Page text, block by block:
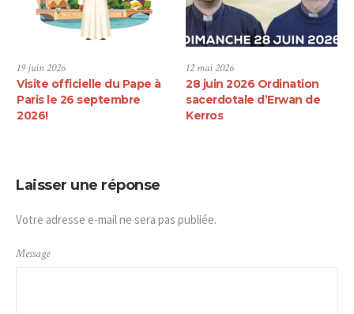
19 juin 2026
Visite officielle du Pape à
Paris le 26 septembre
2026!
12 mai 2026
28 juin 2026 Ordination
sacerdotale d’Erwan de
Kerros
Laisser une réponse
Votre adresse e-mail ne sera pas publiée.
Message